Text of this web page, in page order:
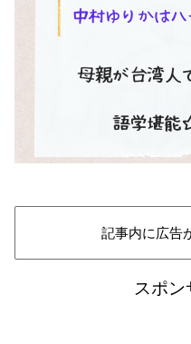
記事内に広告
スポン